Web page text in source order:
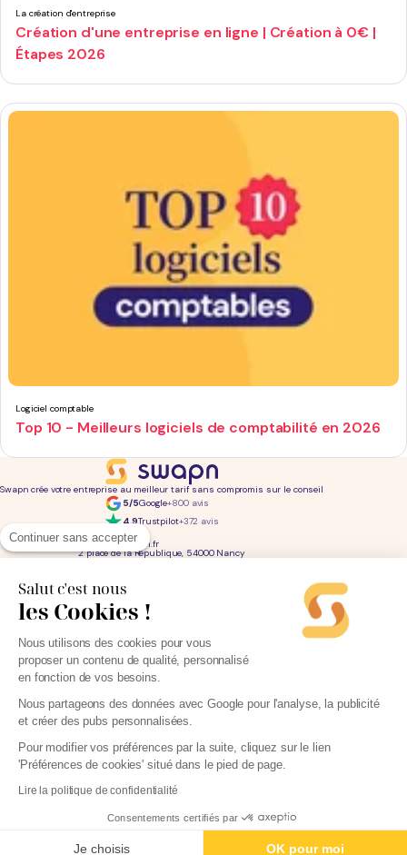
Continuer sans accepter
Salut c'est nous
les Cookies !
Nous utilisons des cookies pour vous
proposer un contenu de qualité, personnalisé
en fonction de vos besoins.
Nous partageons des données avec Google pour l'analyse, la publicité
et créer des pubs personnalisées.
Pour modifier vos préférences par la suite, cliquez sur le lien
'Préférences de cookies' situé dans le pied de page.
Lire la politique de confidentialité
Consentements certifiés par
Je choisis OK pour moi
Créer mon entreprise - 0€
La création d'entreprise
Création d'une entreprise en ligne | Création à 0€ |
Étapes 2026
Logiciel comptable
Top 10 - Meilleurs logiciels de comptabilité en 2026
Swapn crée votre entreprise au meilleur tarif sans compromis sur le conseil
5/5Google+800 avis
4,9Trustpilot+372 avis
01 76 31 04 86
bonjour@swapn.fr
2 place de la République, 54000 Nancy
Services
Comptabilité pas cher
Offres de comptabilité par métier
Offres de comptabilité par ville
Tarifs
Devis comptable gratuit
Liens utiles
Découvrez Swapn
Avis clients
Devenir partenaire
Engagements éthiques
L-Expert-Comptable.com
La news' des entrepreneurs
pour en savoir plus.
Simulateurs et calculateurs Webinaires
Politique de protection des données personnelles